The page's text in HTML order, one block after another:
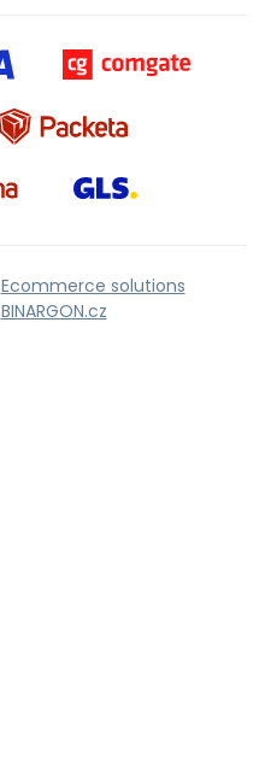
Ecommerce solutions
BINARGON.cz